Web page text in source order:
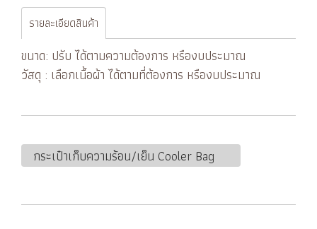
รายละเอียดสินค้า
ขนาด: ปรับ ได้ตามความต้องการ หรืองบประมาณ
วัสดุ : เลือกเนื้อผ้า ได้ตามที่ต้องการ หรืองบประมาณ
กระเป๋าเก็บความร้อน/เย็น Cooler Bag